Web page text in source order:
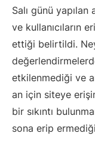
Salı günü yapılan
ve kullanıcıların
ettiği belirtildi.
etkilenmediği ve
an için siteye
bir sıkıntı
sona erip